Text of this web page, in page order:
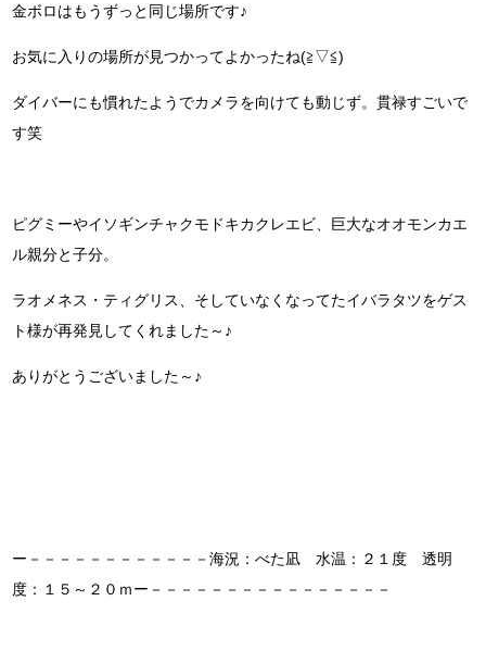
金ボロはもうずっと同じ場所です♪
お気に入りの場所が見つかってよかったね(≧▽≦)
ダイバーにも慣れたようでカメラを向けても動じず。貫禄すごいで
す笑
ピグミーやイソギンチャクモドキカクレエビ、巨大なオオモンカエ
ル親分と子分。
ラオメネス・ティグリス、そしていなくなってたイバラタツをゲス
ト様が再発見してくれました～♪
ありがとうございました～♪
ー－－－－－－－－－－－－海況：べた凪 水温：２１度 透明
度：１５～２０ｍー－－－－－－－－－－－－－－－－